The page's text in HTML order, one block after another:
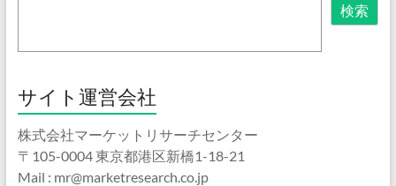
検索
サイト運営会社
株式会社マーケットリサーチセンター
〒105-0004 東京都港区新橋1-18-21
Mail : mr@marketresearch.co.jp